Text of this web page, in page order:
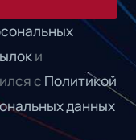
и
с Политикой
данных